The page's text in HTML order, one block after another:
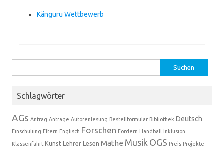
Känguru Wettbewerb
nach:
Schlagwörter
AGs Antrag Anträge Autorenlesung Bestellformular Bibliothek Deutsch
Einschulung Eltern Englisch Forschen Fördern Handball Inklusion
Klassenfahrt Kunst Lehrer Lesen Mathe Musik OGS Preis Projekte